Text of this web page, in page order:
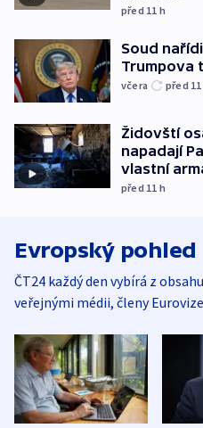
před 11 h
Soud
Trumpova
včera před 11
Židovští
napadají
vlastní
před 11 h
Evropský pohled
ČT24 každý den vybírá z
veřejnými médii, členy